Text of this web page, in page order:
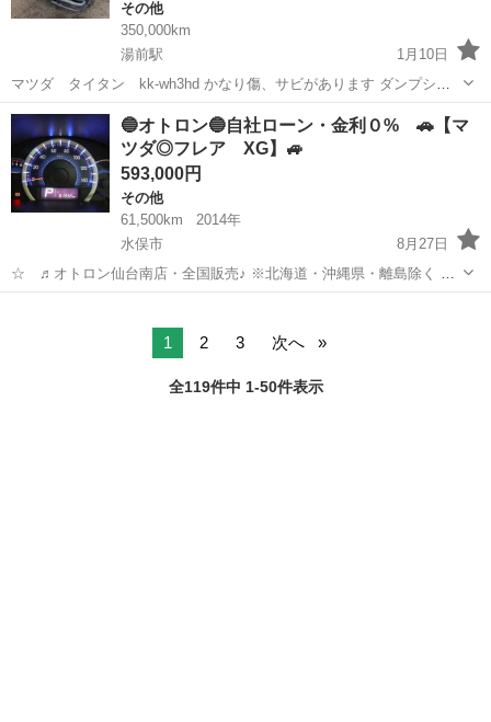
その他
350,000km
湯前駅
1月10日
マツダ タイタン kk-wh3hd かなり傷、サビがあります ダンプシリ
ンダーにじみ エンジンからのにじみ 走行 ダンプは問題ありません
車検なし 現金一括のみとなります 現車確認されたい方はお気軽ご連絡
ください 現状渡...
熊本 球磨郡 湯前駅 その他
🔵オトロン🔵自社ローン・金利０% 🚗【マ
ツダ◎フレア XG】🚙
593,000円
その他
61,500km
2014年
水俣市
8月27日
☆ ♬オトロン仙台南店・全国販売♪ ※北海道・沖縄県・離島除く 金
利0％!!!(^.^)/~~~ ＼今すぐ問合せよう／ ☆フレア ＸＧ☆ こ
1 2 3 次へ
全119件中 1-50件表示